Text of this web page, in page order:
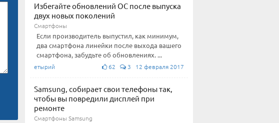
Избегайте обновлений ОС после выпуска
двух новых поколений
Смартфоны
Если производитель выпустил, как минимум,
два смартфона линейки после выхода вашего
смартфона, забудьте об обновлениях. ...
етырий 62 3 12 февраля 2017
Samsung, собирает свои телефоны так,
чтобы вы повредили дисплей при
ремонте
Смартфоны Samsung